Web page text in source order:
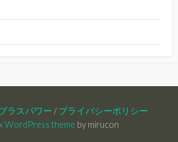
ラスパワー / プライバシーポリシー
WordPress theme by mirucon